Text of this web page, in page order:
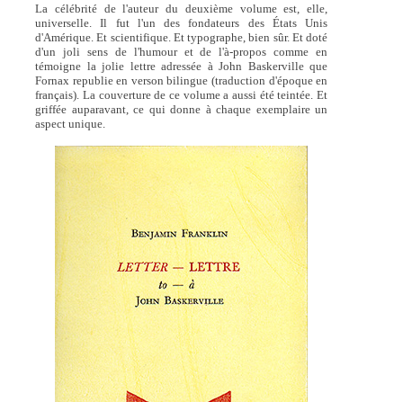
La célébrité de l'auteur du deuxième volume est, elle,
universelle. Il fut l'un des fondateurs des États Unis
d'Amérique. Et scientifique. Et typographe, bien sûr. Et doté
d'un joli sens de l'humour et de l'à-propos comme en
témoigne la jolie lettre adressée à John Baskerville que
Fornax republie en verson bilingue (traduction d'époque en
français). La couverture de ce volume a aussi été teintée. Et
griffée auparavant, ce qui donne à chaque exemplaire un
aspect unique.